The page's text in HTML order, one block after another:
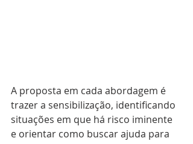
A proposta em cada abordagem é
trazer a sensibilização, identificando
situações em que há risco iminente
e orientar como buscar ajuda para